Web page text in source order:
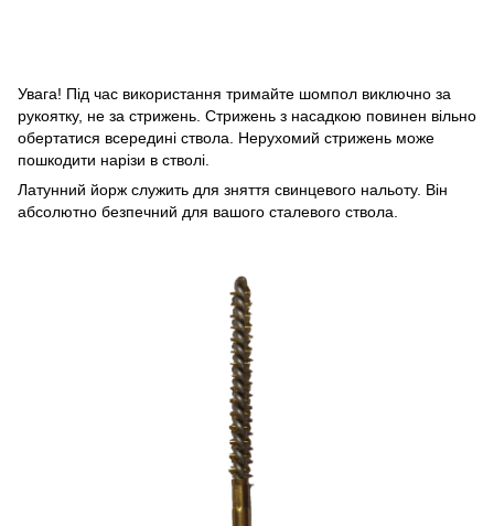
Увага! Під час використання тримайте шомпол виключно за
рукоятку, не за стрижень. Стрижень з насадкою повинен вільно
обертатися всередині ствола. Нерухомий стрижень може
пошкодити нарізи в стволі.
Латунний йорж служить для зняття свинцевого нальоту. Він
абсолютно безпечний для вашого сталевого ствола.